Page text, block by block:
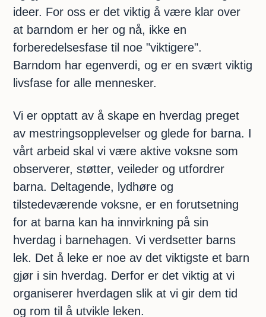
ideer. For oss er det viktig å være klar over
at barndom er her og nå, ikke en
forberedelsesfase til noe "viktigere".
Barndom har egenverdi, og er en svært viktig
livsfase for alle mennesker.
Vi er opptatt av å skape en hverdag preget
av mestringsopplevelser og glede for barna. I
vårt arbeid skal vi være aktive voksne som
observerer, støtter, veileder og utfordrer
barna. Deltagende, lydhøre og
tilstedeværende voksne, er en forutsetning
for at barna kan ha innvirkning på sin
hverdag i barnehagen. Vi verdsetter barns
lek. Det å leke er noe av det viktigste et barn
gjør i sin hverdag. Derfor er det viktig at vi
organiserer hverdagen slik at vi gir dem tid
og rom til å utvikle leken.